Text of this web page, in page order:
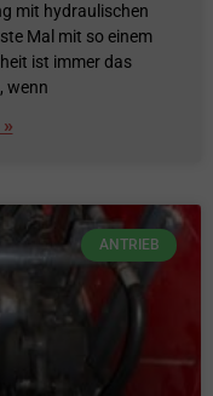
mit hydraulischen
Mal mit so einem
ist immer das
wenn
ANTRIEB